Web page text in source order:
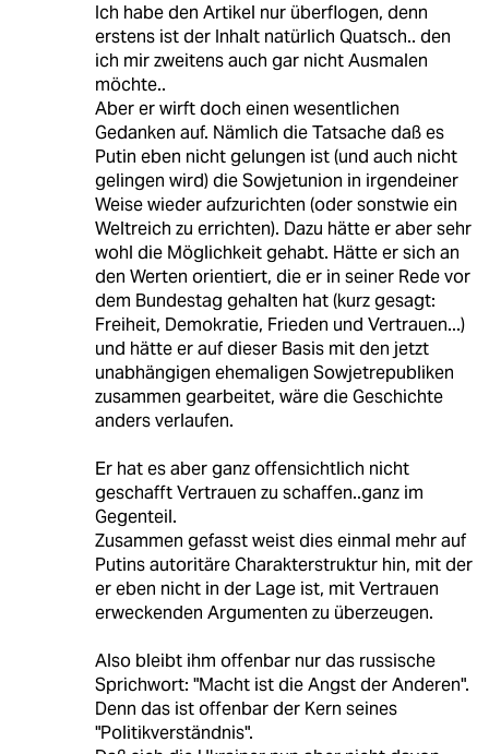
Ich habe den Artikel nur überflogen, denn
erstens ist der Inhalt natürlich Quatsch.. den
ich mir zweitens auch gar nicht Ausmalen
möchte..
Aber er wirft doch einen wesentlichen
Gedanken auf. Nämlich die Tatsache daß es
Putin eben nicht gelungen ist (und auch nicht
gelingen wird) die Sowjetunion in irgendeiner
Weise wieder aufzurichten (oder sonstwie ein
Weltreich zu errichten). Dazu hätte er aber sehr
wohl die Möglichkeit gehabt. Hätte er sich an
den Werten orientiert, die er in seiner Rede vor
dem Bundestag gehalten hat (kurz gesagt:
Freiheit, Demokratie, Frieden und Vertrauen...)
und hätte er auf dieser Basis mit den jetzt
unabhängigen ehemaligen Sowjetrepubliken
zusammen gearbeitet, wäre die Geschichte
anders verlaufen.
Er hat es aber ganz offensichtlich nicht
geschafft Vertrauen zu schaffen..ganz im
Gegenteil.
Zusammen gefasst weist dies einmal mehr auf
Putins autoritäre Charakterstruktur hin, mit der
er eben nicht in der Lage ist, mit Vertrauen
erweckenden Argumenten zu überzeugen.
Also bleibt ihm offenbar nur das russische
Sprichwort: "Macht ist die Angst der Anderen".
Denn das ist offenbar der Kern seines
"Politikverständnis".